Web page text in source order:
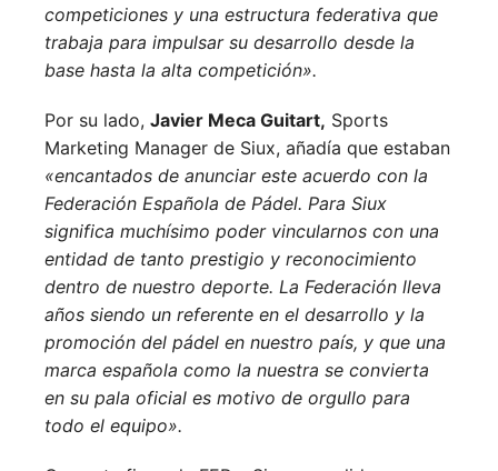
competiciones y una estructura federativa que
trabaja para impulsar su desarrollo desde la
base hasta la alta competición».
Por su lado, Javier Meca Guitart, Sports
Marketing Manager de Siux, añadía que estaban
«encantados de anunciar este acuerdo con la
Federación Española de Pádel. Para Siux
significa muchísimo poder vincularnos con una
entidad de tanto prestigio y reconocimiento
dentro de nuestro deporte. La Federación lleva
años siendo un referente en el desarrollo y la
promoción del pádel en nuestro país, y que una
marca española como la nuestra se convierta
en su pala oficial es motivo de orgullo para
todo el equipo».